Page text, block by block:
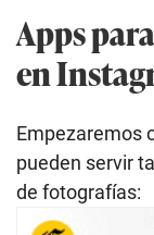
Apps
en
Empezaremos
pueden servir
de fotografías: